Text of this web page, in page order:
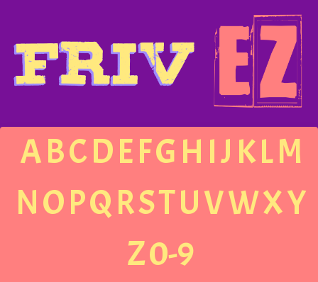
ABCDEFGH IJ KLM
NOPQRSTUVWXY
Z0-9